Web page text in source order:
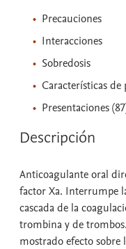
Precauciones
Interacciones
Sobredosis
Características de
Presentaciones
Descripción
Anticoagulante oral
factor Xa. Interrumpe
cascada de la
trombina y de
mostrado efecto sobre